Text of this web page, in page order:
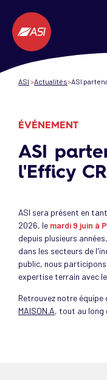
ASI Actualités ASI
ÉVÉNEMENT
ASI
l'Efficy
ASI sera présent en
2026, le mardi 9 juin à
depuis plusieurs
dans les secteurs de
public, nous
expertise terrain avec
Retrouvez notre équipe
MAISON.A, tout au long